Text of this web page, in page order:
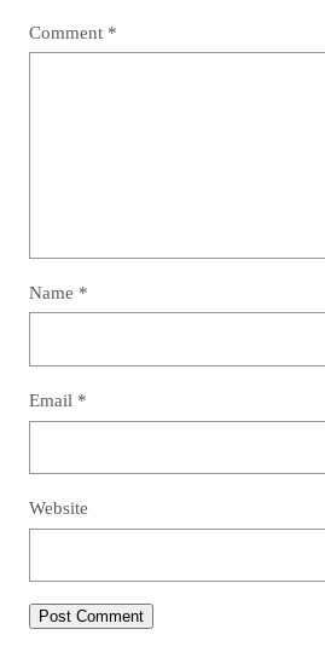
Comment *
Name *
Email *
Website